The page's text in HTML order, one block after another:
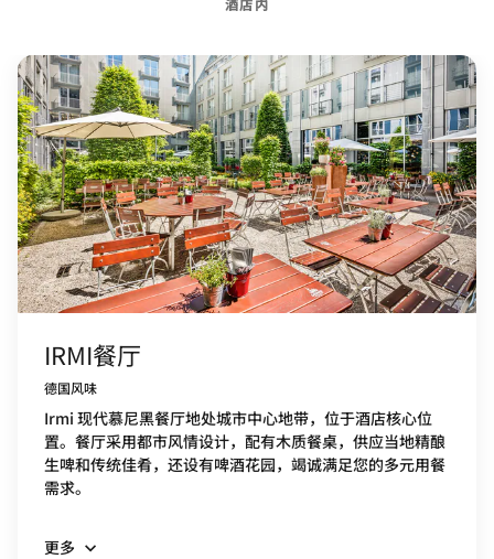
酒店内
IRMI餐厅
德国风味
Irmi 现代慕尼黑餐厅地处城市中心地带，位于酒店核心位
置。餐厅采用都市风情设计，配有木质餐桌，供应当地精酿
生啤和传统佳肴，还设有啤酒花园，竭诚满足您的多元用餐
需求。
更多